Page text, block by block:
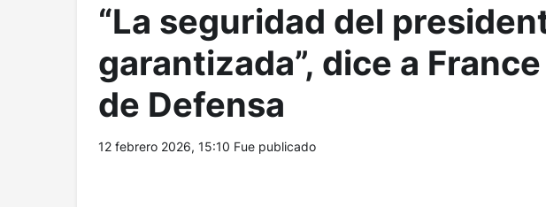
“La seguridad del
garantizada”, dice a
de Defensa
12 febrero 2026, 15:10 Fue publicado